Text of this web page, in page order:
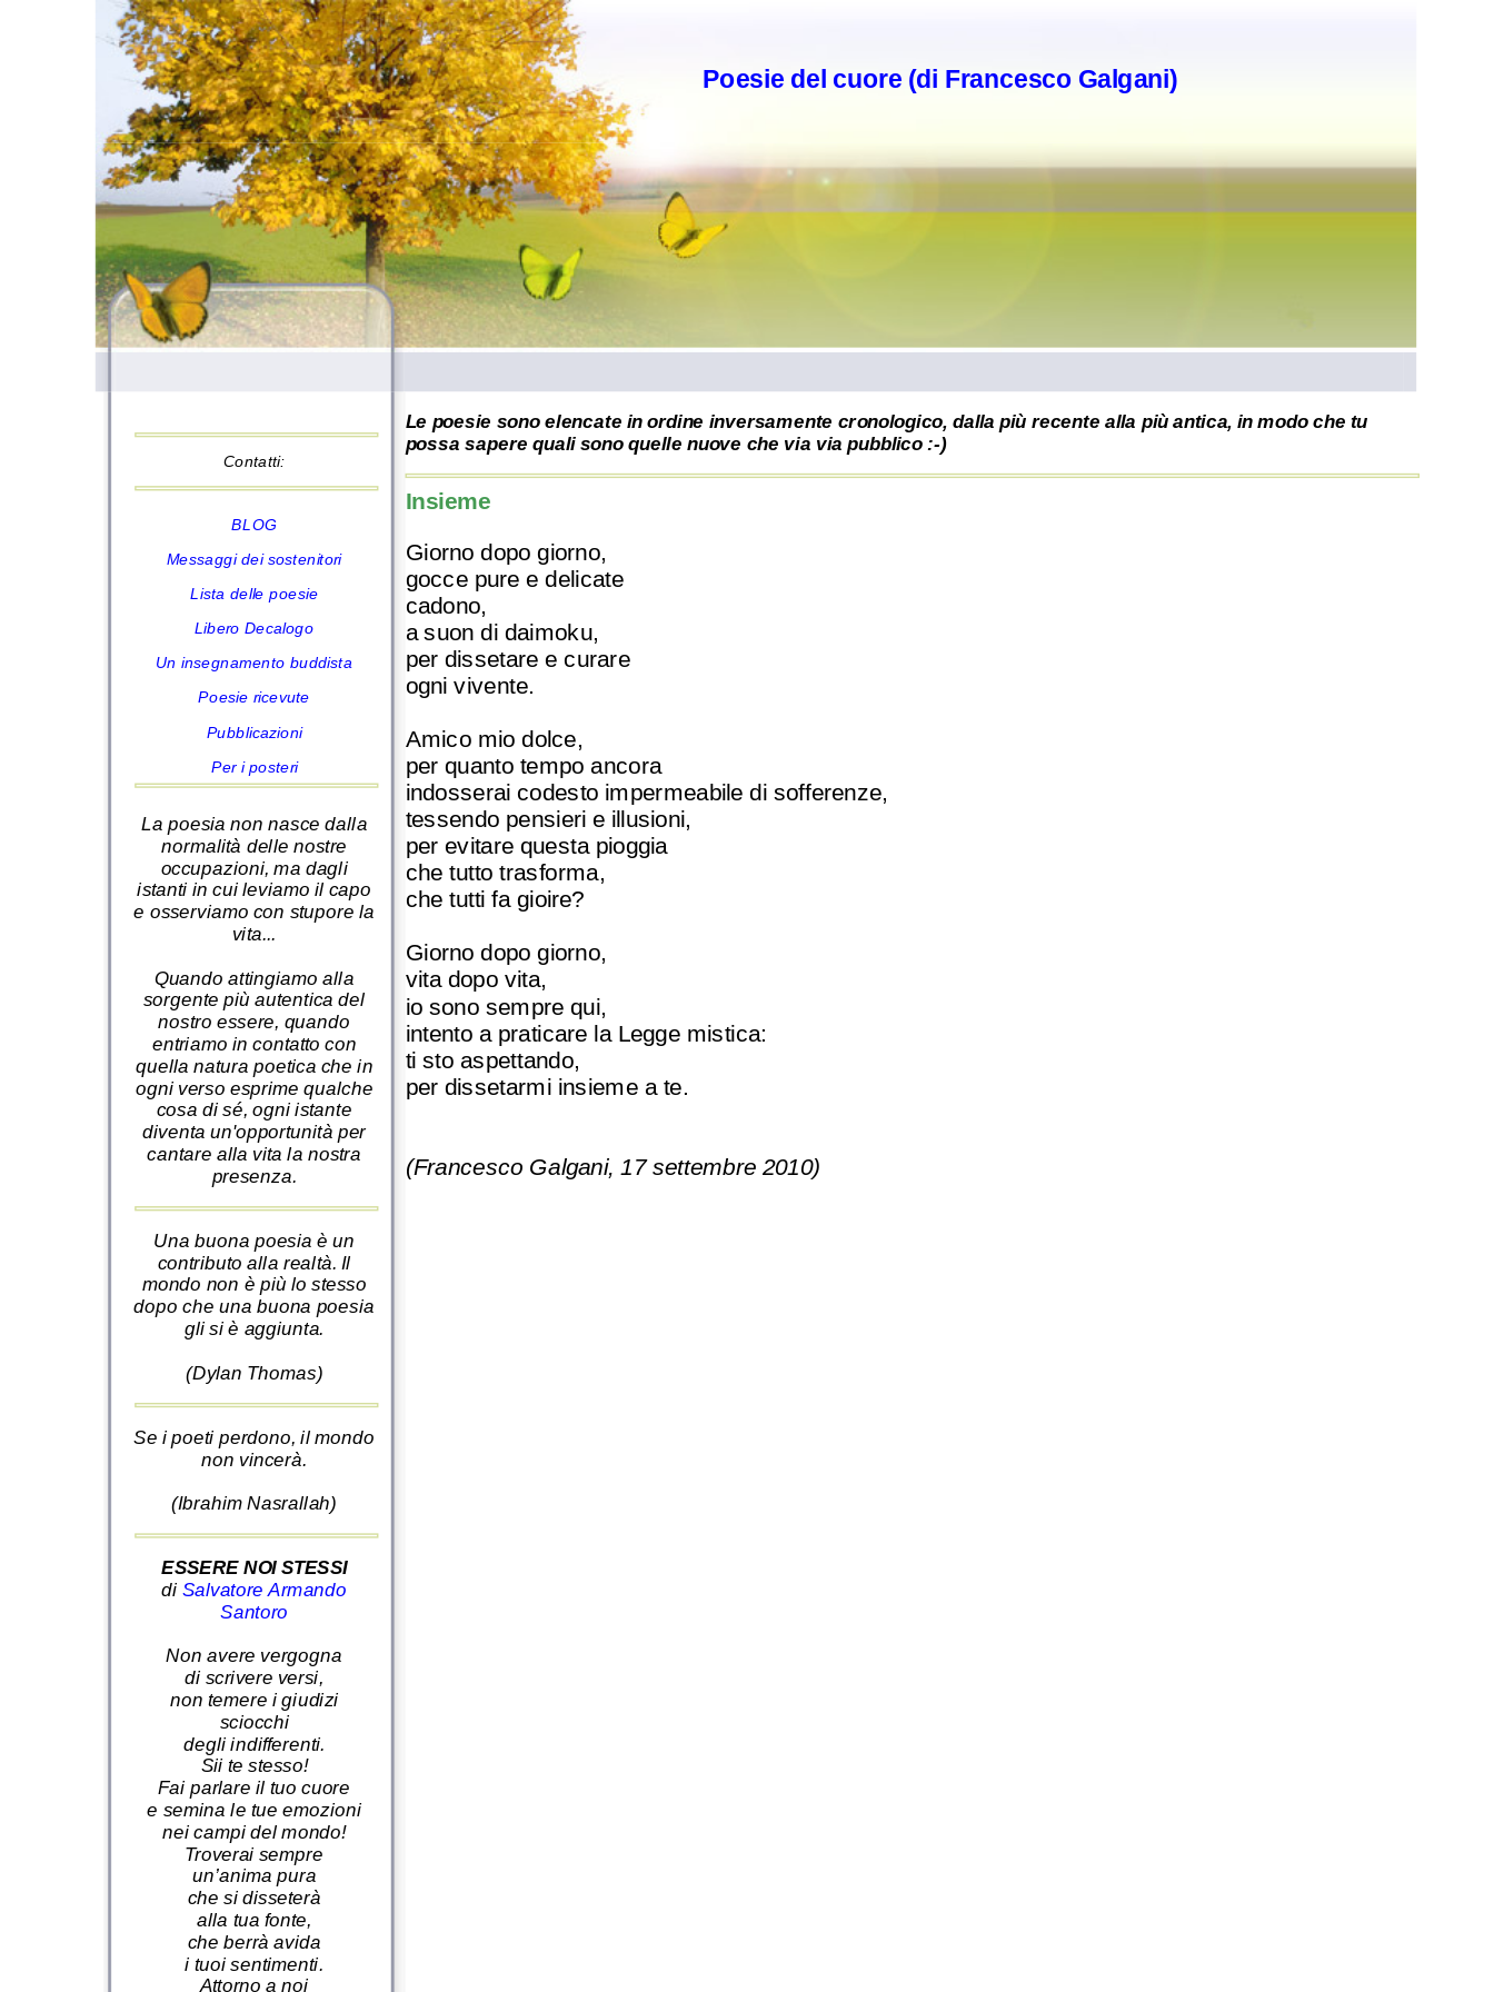
Poesie del cuore (di Francesco Galgani)
Contatti:
BLOG
Messaggi dei sostenitori
Lista delle poesie
Libero Decalogo
Un insegnamento buddista
Poesie ricevute
Pubblicazioni
Per i posteri
La poesia non nasce dalla
normalità delle nostre
occupazioni, ma dagli
istanti in cui leviamo il capo
e osserviamo con stupore la
vita...
Quando attingiamo alla
sorgente più autentica del
nostro essere, quando
entriamo in contatto con
quella natura poetica che in
ogni verso esprime qualche
cosa di sé, ogni istante
diventa un'opportunità per
cantare alla vita la nostra
presenza.
Una buona poesia è un
contributo alla realtà. Il
mondo non è più lo stesso
dopo che una buona poesia
gli si è aggiunta.
(Dylan Thomas)
Se i poeti perdono, il mondo
non vincerà.
(Ibrahim Nasrallah)
ESSERE NOI STESSI
di Salvatore Armando
Santoro
Non avere vergogna
di scrivere versi,
non temere i giudizi
sciocchi
degli indifferenti.
Sii te stesso!
Fai parlare il tuo cuore
e semina le tue emozioni
nei campi del mondo!
Troverai sempre
un’anima pura
che si disseterà
alla tua fonte,
che berrà avida
i tuoi sentimenti.
Attorno a noi
Le poesie sono elencate in ordine inversamente cronologico, dalla più recente alla più antica, in modo che tu
possa sapere quali sono quelle nuove che via via pubblico :-)
Insieme
Giorno dopo giorno,
gocce pure e delicate
cadono,
a suon di daimoku,
per dissetare e curare
ogni vivente.
Amico mio dolce,
per quanto tempo ancora
indosserai codesto impermeabile di sofferenze,
tessendo pensieri e illusioni,
per evitare questa pioggia
che tutto trasforma,
che tutti fa gioire?
Giorno dopo giorno,
vita dopo vita,
io sono sempre qui,
intento a praticare la Legge mistica:
ti sto aspettando,
per dissetarmi insieme a te.
(Francesco Galgani, 17 settembre 2010)